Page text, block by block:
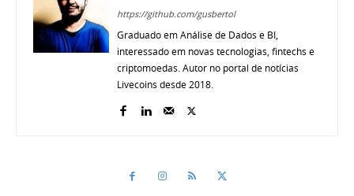
https://github.com/gusbertol
Graduado em Análise de Dados e BI,
interessado em novas tecnologias, fintechs e
criptomoedas. Autor no portal de notícias
Livecoins desde 2018.